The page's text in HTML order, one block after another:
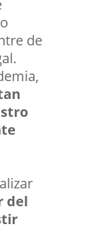
de
del